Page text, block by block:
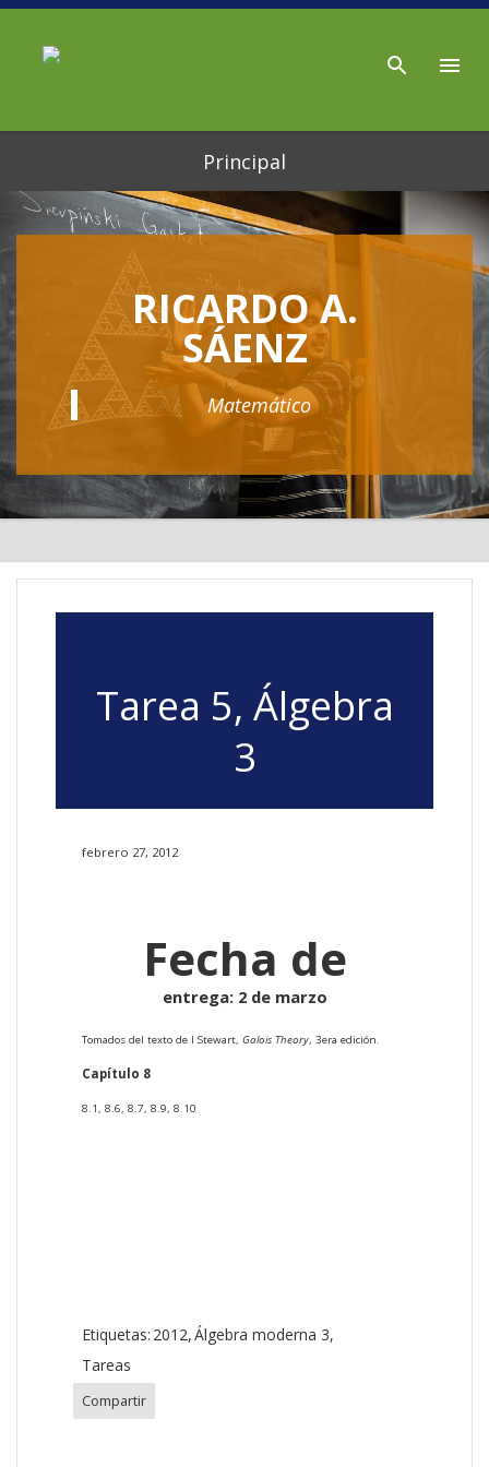
Principal
RICARDO A.
SÁENZ
Matemático
Tarea 5, Álgebra
3
febrero 27, 2012
Fecha de
entrega: 2 de marzo
Tomados del texto de I Stewart, Galois Theory, 3era edición.
Capítulo 8
8.1, 8.6, 8.7, 8.9, 8.10
Etiquetas: 2012 Álgebra moderna 3
Tareas
Compartir